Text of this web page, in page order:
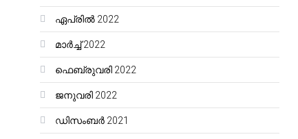
ഏപ്രിൽ 2022
മാർച്ച്‌ 2022
ഫെബ്രുവരി 2022
ജനുവരി 2022
ഡിസംബർ 2021